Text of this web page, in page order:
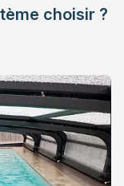
choisir ?